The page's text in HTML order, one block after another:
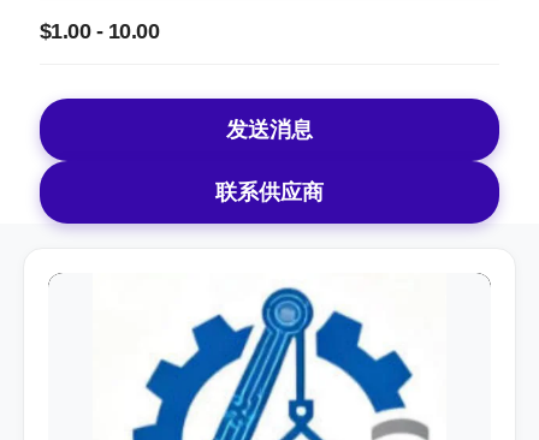
$1.00 - 10.00
发送消息
联系供应商